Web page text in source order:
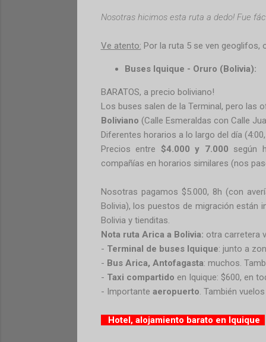
Nosotras hicimos esta ruta a dedo! Fue
Ve atento: Por la ruta 5 se ven geoglifos,
Buses Iquique - Oruro (Bolivia):
BARATOS, a precio boliviano!
Los buses salen de la Terminal, pero las
Boliviano (Calle Esmeraldas con Calle
Diferentes horarios a lo largo del día
Precios entre $4.000 y 7.000 según
compañías en horarios similares (nos
Nosotras pagamos $5.000, 8h (con
Bolivia), los puestos de migración están
Bolivia y tienditas.
Nota ruta Arica a Bolivia: otra carretera
- Terminal de buses Iquique: junto a
- Bus Arica, Antofagasta: muchos.
- Taxi compartido en Iquique: $600, en
- Importante aeropuerto . También
Hotel, alojamiento barato en Iquique